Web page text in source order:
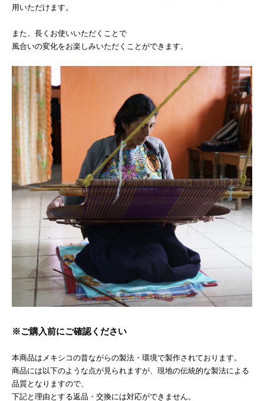
用いただけます。
また、長くお使いいただくことで
風合いの変化をお楽しみいただくことができます。
※ご購入前にご確認ください
本商品はメキシコの昔ながらの製法・環境で製作されております。
商品には以下のような点が見られますが、現地の伝統的な製法による
品質となりますので、
下記と理由とする返品・交換には対応ができません。